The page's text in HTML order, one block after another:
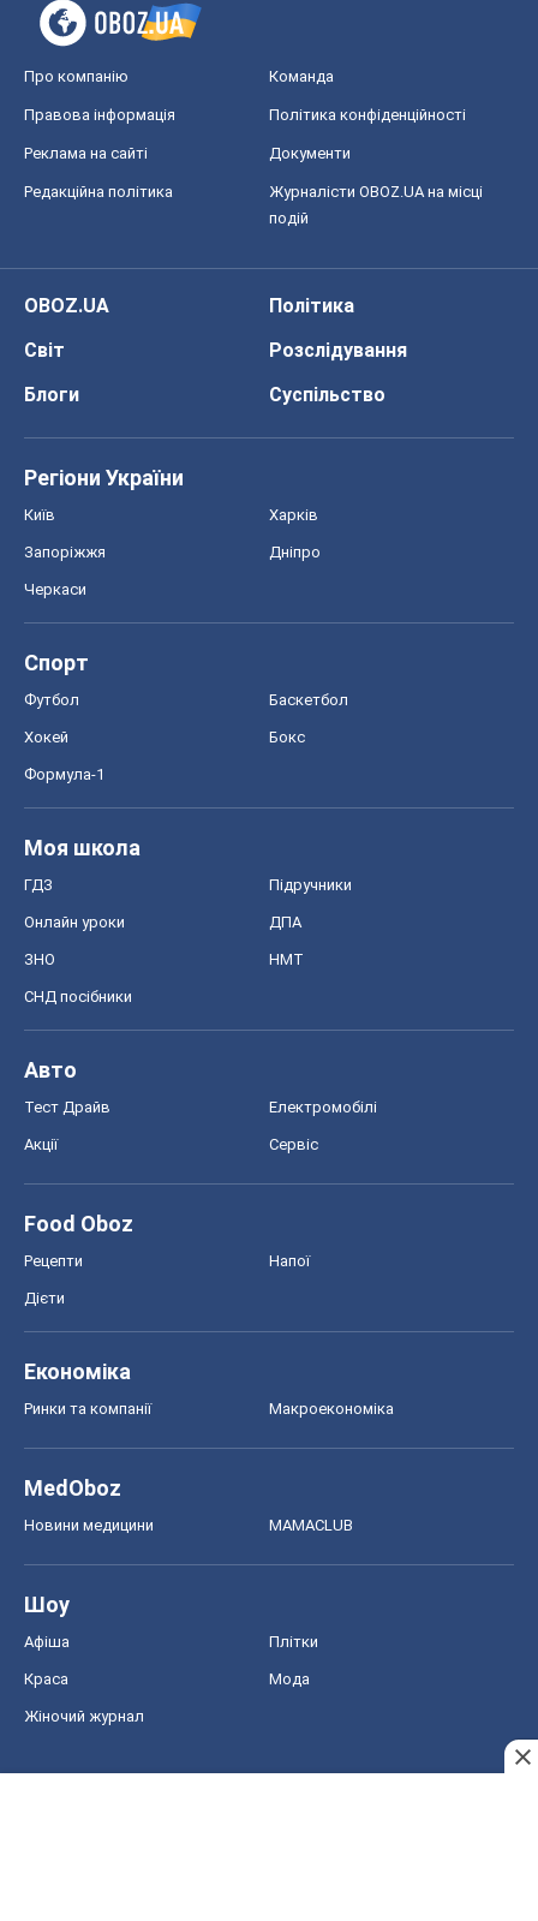
Про компанію Команда
Правова інформація Політика конфіденційності
Реклама на сайті Документи
Редакційна політика
Журналісти OBOZ.UA на місці
подій
OBOZ.UA
Політика
Світ
Розслідування
Блоги
Суспільство
Регіони України
Київ Харків
Запоріжжя Дніпро
Черкаси
Спорт
Футбол Баскетбол
Хокей Бокс
Формула-1
Моя школа
ГДЗ Підручники
Онлайн уроки ДПА
ЗНО НМТ
СНД посібники
Авто
Тест Драйв Електромобілі
Акції Сервіс
Food Oboz
Рецепти Напої
Дієти
Економіка
Ринки та компанії Макроекономіка
MedOboz
Новини медицини MAMACLUB
Шоу
Афіша Плітки
Краса Мода
Жіночий журнал